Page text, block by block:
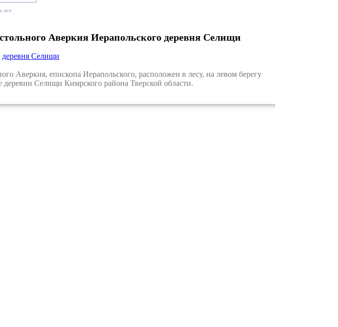
все
Аверкия Иерапольского деревня Селищи
деревня Селищи
Аверкия, епископа Иерапольского, расположен в лесу, на левом берегу
Селищи Кимрского района Тверской области.